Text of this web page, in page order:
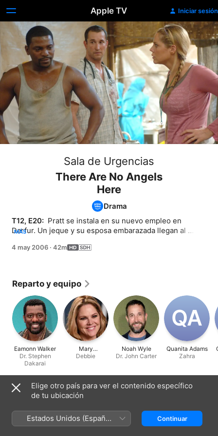
Apple TV Iniciar sesión
Sala de Urgencias
There Are No Angels
Here
Drama
T12, E20: Pratt se instala en su nuevo empleo en
Darfur. Un jeque y su esposa embarazada llegan al
se ven interrumpidos rápidamente.
MÁS
4 may 2006 · 42m
Reparto y equipo
Eamonn Walker
Dr. Stephen
Dakarai
Mary
McCormack
Debbie
Noah Wyle
Dr. John Carter
Q‌A
Quanita Adams
Zahra
Ficha técnica
2006
Duración
Elige otro país para ver el contenido específico
de tu ubicación
Estados Unidos (Español
México)
Continuar